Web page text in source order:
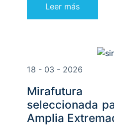
Leer más
18 - 03 - 2026
Mirafutura
seleccionada
Amplia